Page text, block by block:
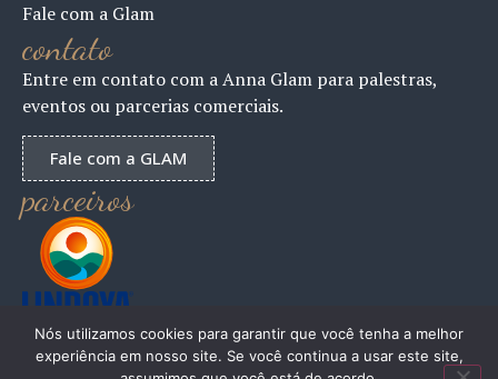
Fale com a Glam
contato
Entre em contato com a Anna Glam para palestras,
eventos ou parcerias comerciais.
Fale com a GLAM
parceiros
Nós utilizamos cookies para garantir que você tenha a melhor
experiência em nosso site. Se você continua a usar este site,